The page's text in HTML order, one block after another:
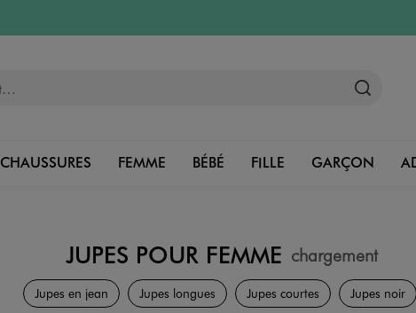
CHAUSSURES FEMME BÉBÉ FILLE GARÇON
JUPES POUR FEMME chargement
Vêtements
Jupes en jean Jupes longues Jupes courtes Jupes noir